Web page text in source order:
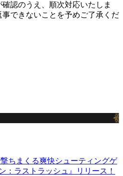
認のうえ、順次対応いたしま
できないことを予めご了承くだ
ちまくる爽快シューティングゲ
：ラストラッシュ』リリース！